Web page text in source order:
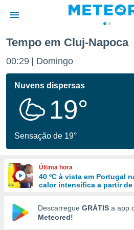
da
foi
fornecidas
a este
das
e
forma
digital
Tempo em Cluj-Napoca
00:29 Domingo
Nuvens dispersas
19°
Sensação de 19°
Última hora
40 ºC à vista em Portugal
calor intensifica a partir
Descarregue GRÁTIS a app
Meteored!